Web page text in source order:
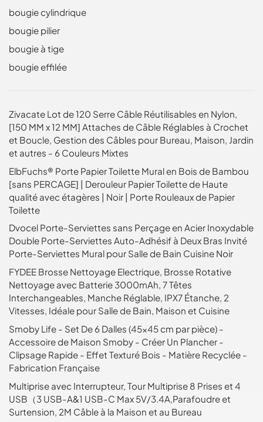
bougie cylindrique
bougie pilier
bougie à tige
bougie effilée
Zivacate Lot de 120 Serre Câble Réutilisables en Nylon,
[150 MM x 12 MM] Attaches de Câble Réglables à Crochet
et Boucle, Gestion des Câbles pour Bureau, Maison, Jardin
et autres - 6 Couleurs Mixtes
ElbFuchs® Porte Papier Toilette Mural en Bois de Bambou
[sans PERCAGE] | Derouleur Papier Toilette de Haute
qualité avec étagères | Noir | Porte Rouleaux de Papier
Toilette
Dvocel Porte-Serviettes sans Perçage en Acier Inoxydable
Double Porte-Serviettes Auto-Adhésif à Deux Bras Invité
Porte-Serviettes Mural pour Salle de Bain Cuisine Noir
FYDEE Brosse Nettoyage Electrique, Brosse Rotative
Nettoyage avec Batterie 3000mAh, 7 Têtes
Interchangeables, Manche Réglable, IPX7 Étanche, 2
Vitesses, Idéale pour Salle de Bain, Maison et Cuisine
Smoby Life - Set De 6 Dalles (45x45 cm par pièce) -
Accessoire de Maison Smoby - Créer Un Plancher -
Clipsage Rapide - Effet Texturé Bois - Matière Recyclée -
Fabrication Française
Multiprise avec Interrupteur, Tour Multiprise 8 Prises et 4
USB（3 USB-A&1 USB-C Max 5V/3.4A,Parafoudre et
Surtension, 2M Câble à la Maison et au Bureau